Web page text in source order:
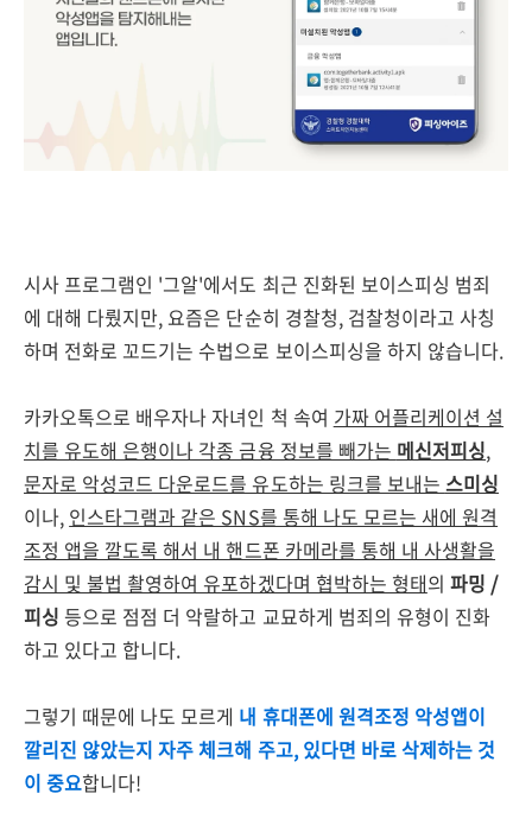
시사 프로그램인 '그알'에서도 최근 진화된 보이스피싱 범죄
에 대해 다뤘지만, 요즘은 단순히 경찰청, 검찰청이라고 사칭
하며 전화로 꼬드기는 수법으로 보이스피싱을 하지 않습니다.
카카오톡으로 배우자나 자녀인 척 속여 가짜 어플리케이션 설
치를 유도해 은행이나 각종 금융 정보를 빼가는 메신저피싱,
문자로 악성코드 다운로드를 유도하는 링크를 보내는 스미싱
이나, 인스타그램과 같은 SNS를 통해 나도 모르는 새에 원격
조정 앱을 깔도록 해서 내 핸드폰 카메라를 통해 내 사생활을
감시 및 불법 촬영하여 유포하겠다며 협박하는 형태의 파밍 /
피싱 등으로 점점 더 악랄하고 교묘하게 범죄의 유형이 진화
하고 있다고 합니다.
그렇기 때문에 나도 모르게 내 휴대폰에 원격조정 악성앱이
깔리진 않았는지 자주 체크해 주고, 있다면 바로 삭제하는 것
이 중요합니다!